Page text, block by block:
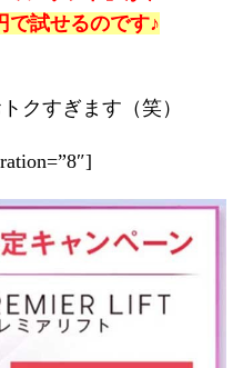
で試せるのです♪
クすぎます（笑）